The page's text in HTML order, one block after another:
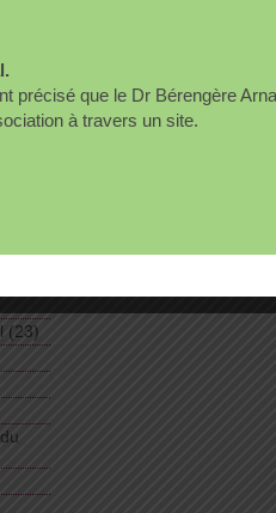
(23)
Un grand homme …
précisé que le Dr Bérengère
à travers un site.